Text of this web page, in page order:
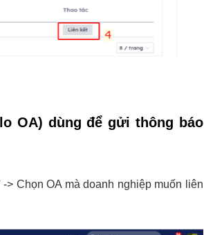
OA) dùng để gửi thông báo
-> Chọn OA mà doanh nghiệp muốn liên